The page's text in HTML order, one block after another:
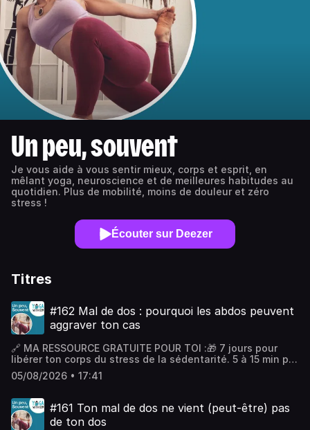
Un peu, souvent
Je vous aide à vous sentir mieux, corps et esprit, en
mêlant yoga, neuroscience et de meilleures habitudes au
quotidien. Plus de mobilité, moins de douleur et zéro
stress !
Écouter sur Deezer
Titres
#162 Mal de dos : pourquoi les abdos peuvent
aggraver ton cas
🔗 MA RESSOURCE GRATUITE POUR TOI :🎁 7 jours pour
libérer ton corps du stress de la sédentarité. 5 à 15 min par
jour, sans matériel – Programme Posture Reset GRATUIT →
https://yogawithclem.com/landing/posture-resetTon
sérieusement, et ton dos va moins bien qu'avant. Ce n'est
pas toi le problème, et le conseil n'était pas faux non
plus. Dans cet épisode, je t'explique quels muscles sont
05/08/2026 • 17:41
#161 Ton mal de dos ne vient (peut-être) pas
de ton dos